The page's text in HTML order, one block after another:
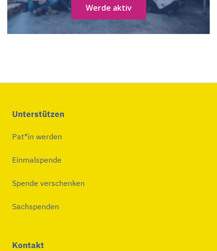
Werde aktiv
Unterstützen
Pat*in werden
Einmalspende
Spende verschenken
Sachspenden
Kontakt